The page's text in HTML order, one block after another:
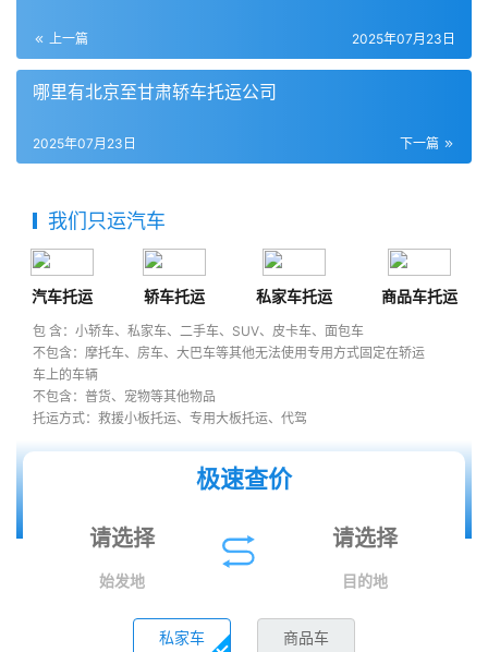
上一篇 2025年07月23日
哪里有北京至甘肃轿车托运公司
下一篇
2025年07月23日
我们只运汽车
汽车托运 轿车托运 私家车托运 商品车托运
包 含：小轿车、私家车、二手车、SUV、皮卡车、面包车
不包含：摩托车、房车、大巴车等其他无法使用专用方式固定在轿运
车上的车辆
不包含：普货、宠物等其他物品
托运方式：救援小板托运、专用大板托运、代驾
极速查价
始发地 目的地
私家车 商品车